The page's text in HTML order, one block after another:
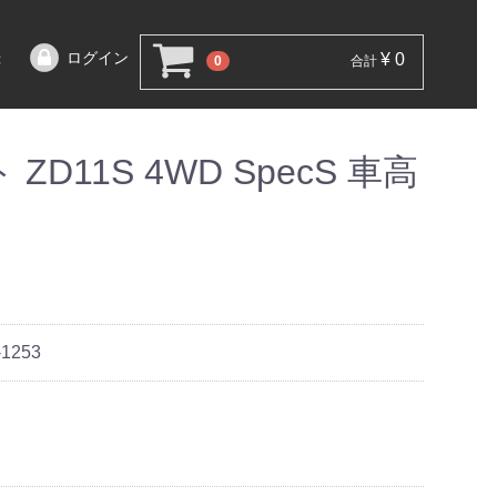
0 合計 ¥ 0
ログイン
ZD11S 4WD SpecS 車高